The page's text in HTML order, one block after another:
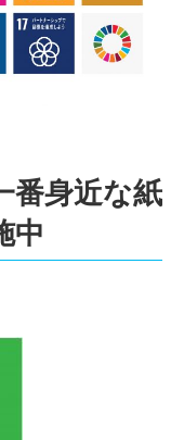
番身近な紙
中